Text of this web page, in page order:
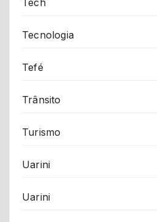
Tecnologia
Tefé
Trânsito
Turismo
Uarini
Uarini